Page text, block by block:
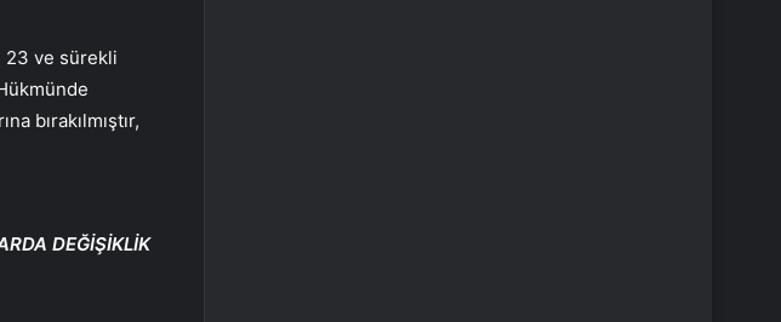
23 ve sürekli
bırakılmıştır,
DEĞİŞİKLİK